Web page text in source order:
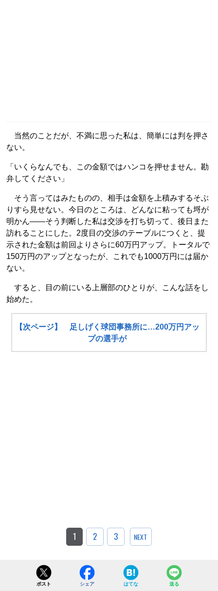
当然のことだが、不満に思った私は、簡単には判を押さ
ない。
「いくらなんでも、この金額ではハンコを押せません。勘
弁してください」
そう言ってはみたものの、相手は金額を上積みするそぶ
りすら見せない。今日のところは、どんなに粘っても埒が
明かん――そう判断した私は交渉を打ち切って、後日また
訪れることにした。2度目の交渉のテーブルにつくと、提
示された金額は前回よりさらに60万円アップ。トータルで
150万円のアップとなったが、これでも1000万円には届か
ない。
すると、目の前にいる上層部のひとりが、こんな話をし
始めた。
【次ページ】 足しげく球団事務所に…200万円アッ
プの選手が
1 2 3 NEXT
ポスト シェア はてな 送る